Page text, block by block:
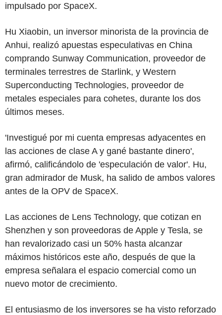
impulsado por SpaceX.
Hu Xiaobin, un inversor minorista de la provincia de
Anhui, realizó apuestas especulativas en China
comprando Sunway Communication, proveedor de
terminales terrestres de Starlink, y Western
Superconducting Technologies, proveedor de
metales especiales para cohetes, durante los dos
últimos meses.
'Investigué por mi cuenta empresas adyacentes en
las acciones de clase A y gané bastante dinero',
afirmó, calificándolo de 'especulación de valor'. Hu,
gran admirador de Musk, ha salido de ambos valores
antes de la OPV de SpaceX.
Las acciones de Lens Technology, que cotizan en
Shenzhen y son proveedoras de Apple y Tesla, se
han revalorizado casi un 50% hasta alcanzar
máximos históricos este año, después de que la
empresa señalara el espacio comercial como un
nuevo motor de crecimiento.
El entusiasmo de los inversores se ha visto reforzado